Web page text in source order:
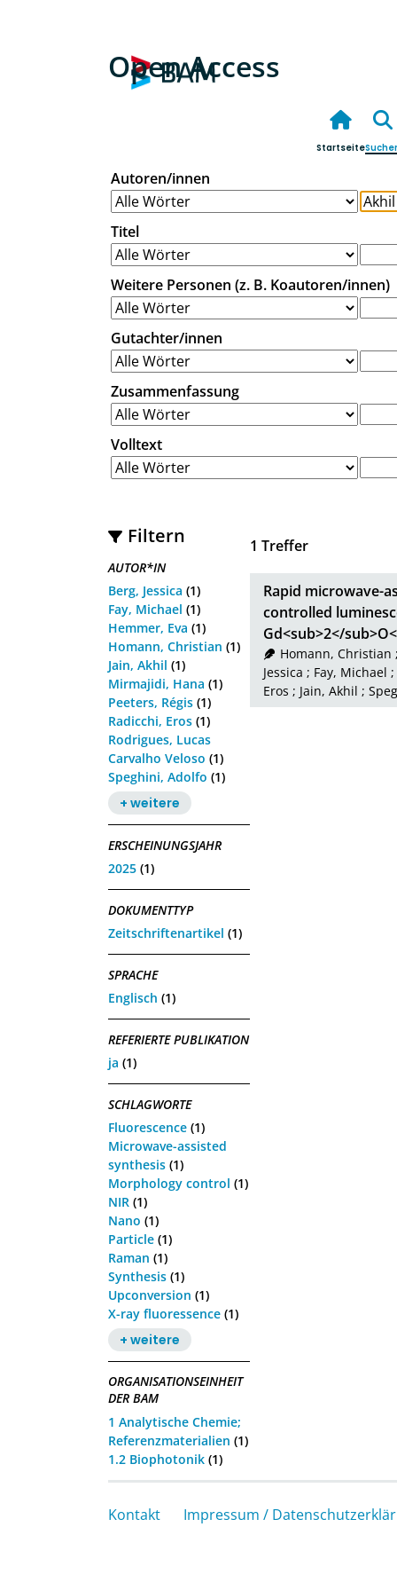
Open Access
Startseite
Autoren/innen
Titel
Weitere Personen (z. B. Koautoren/innen)
Gutachter/innen
Zusammenfassung
Volltext
Filtern
AUTOR*IN
Berg, Jessica (1)
Fay, Michael (1)
Hemmer, Eva (1)
Homann, Christian (1)
Jain, Akhil (1)
Mirmajidi, Hana (1)
Peeters, Régis (1)
Radicchi, Eros (1)
Rodrigues, Lucas
Carvalho Veloso (1)
Speghini, Adolfo (1)
+ weitere
ERSCHEINUNGSJAHR
2025 (1)
DOKUMENTTYP
Zeitschriftenartikel (1)
SPRACHE
Englisch (1)
REFERIERTE PUBLIKATION
ja (1)
SCHLAGWORTE
Fluorescence (1)
Microwave-assisted
synthesis (1)
Morphology control (1)
NIR (1)
Nano (1)
Particle (1)
Raman (1)
Synthesis (1)
Upconversion (1)
X-ray fluoressence (1)
+ weitere
ORGANISATIONSEINHEIT
DER BAM
1 Analytische Chemie;
Referenzmaterialien (1)
1.2 Biophotonik (1)
1 Treffer
Rapid microwave-
controlled
Gd<sub>2</
Homann, Christian
Jessica ; Fay, Michael ;
Eros ; Jain, Akhil ;
Kontakt Impressum /